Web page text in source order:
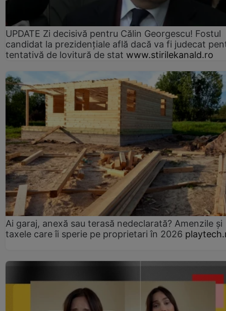
UPDATE Zi decisivă pentru Călin Georgescu! Fostul
candidat la prezidențiale află dacă va fi judecat
tentativă de lovitură de stat www.stirilekanald.ro
Ai garaj, anexă sau terasă nedeclarată? Amenzile și
taxele care îi sperie pe proprietari în 2026